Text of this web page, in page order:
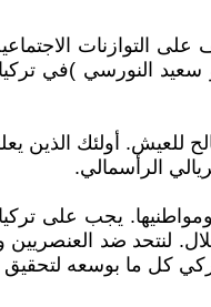
التوازنات
النورسي )في
للعيش. أولئك الذين
الرأسمالي.
يجب على
لنتحد ضد العنصريين